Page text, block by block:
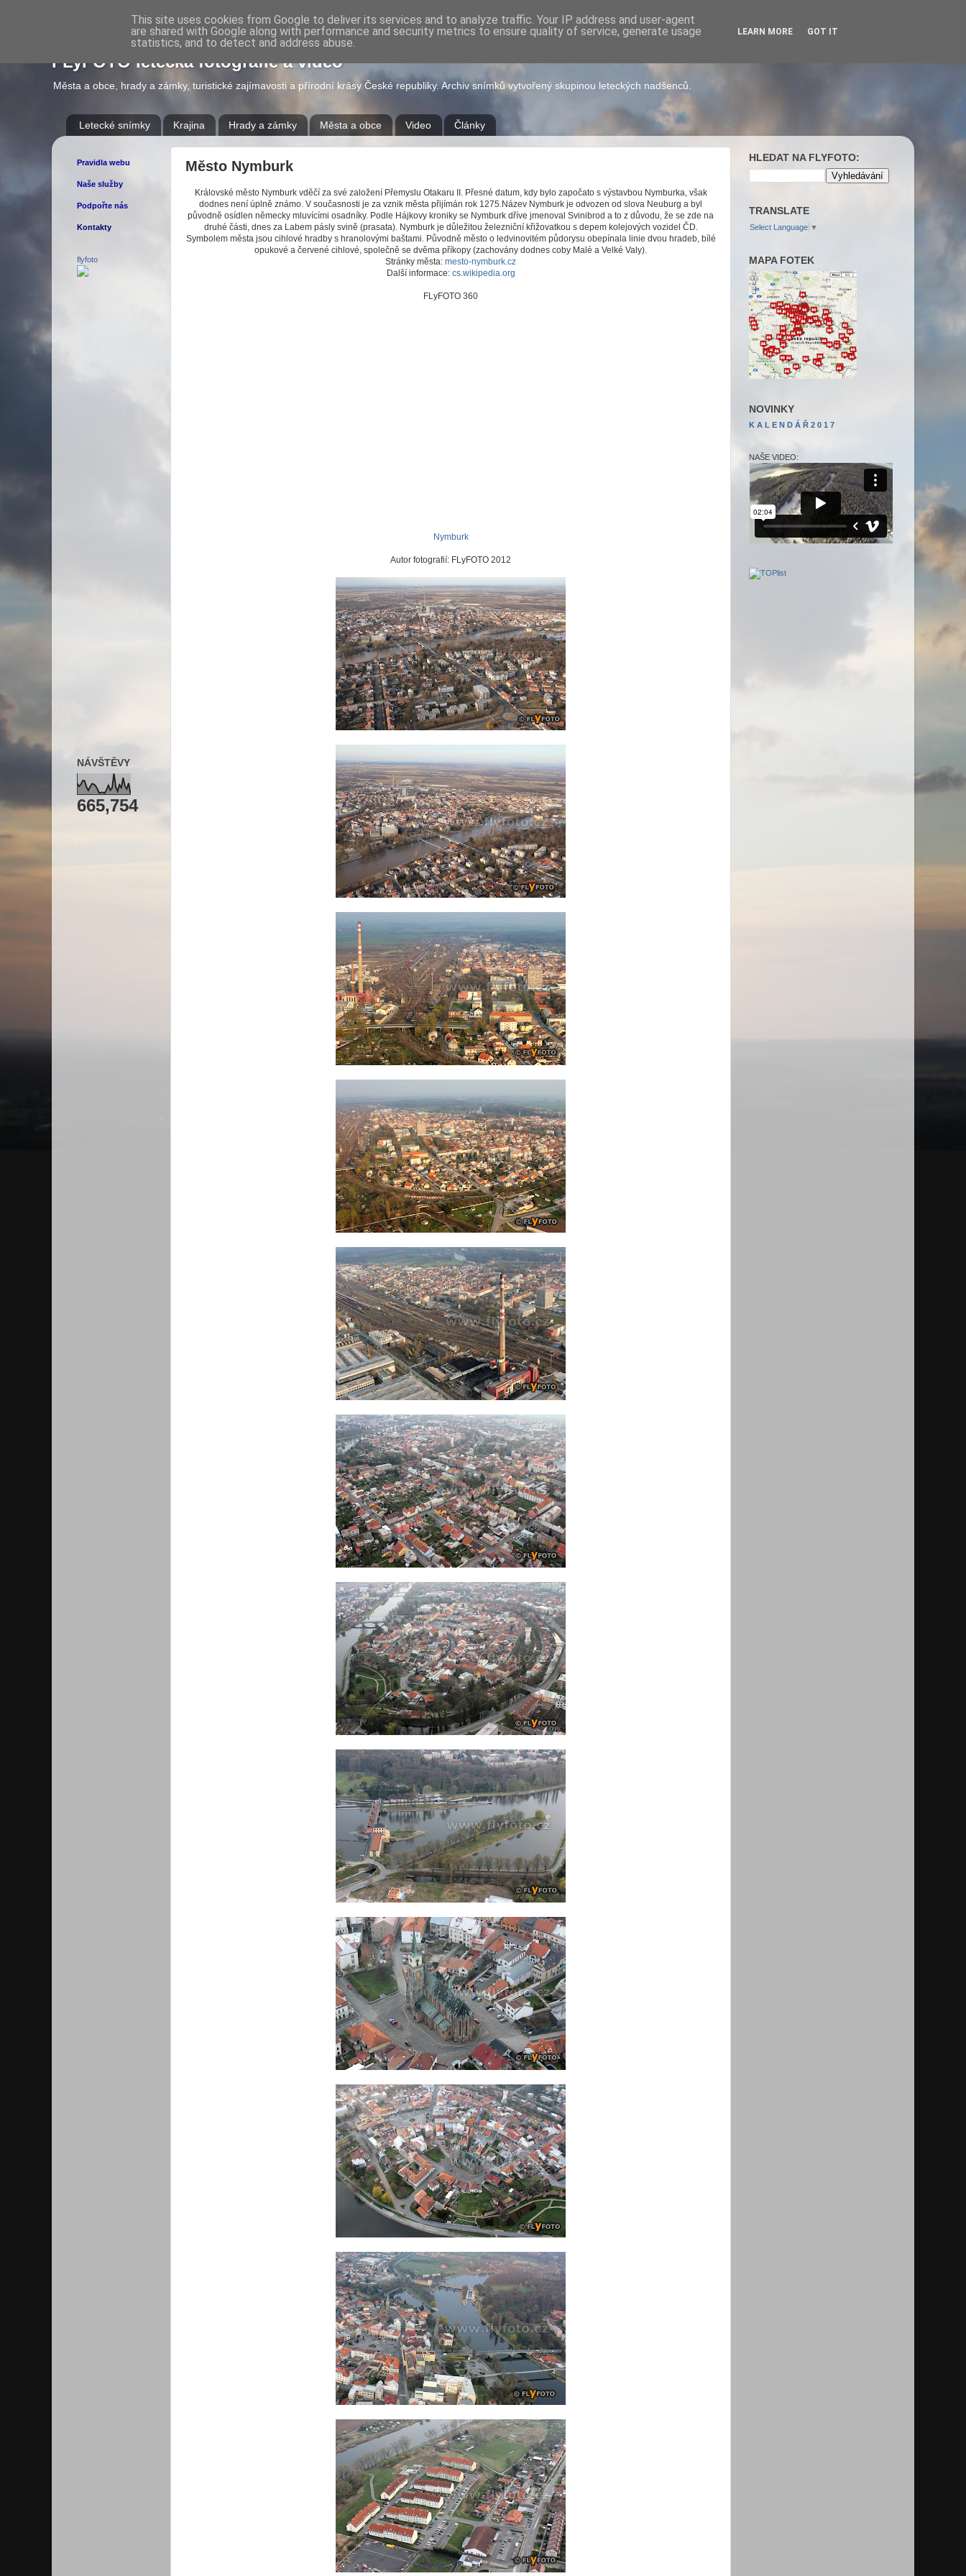
FLyFOTO letecká fotografie a video
Města a obce, hrady a zámky, turistické zajímavosti a přírodní krásy České republiky. Archiv snímků vytvořený skupinou leteckých nadšenců.
Letecké snímky Krajina Hrady a zámky Města a obce Video Články
Město Nymburk
Královské město Nymburk vděčí za své založení Přemyslu Otakaru II. Přesné datum, kdy bylo započato s výstavbou Nymburka, však
dodnes není úplně známo. V současnosti je za vznik města přijímán rok 1275.Název Nymburk je odvozen od slova Neuburg a byl
původně osídlen německy mluvícími osadníky. Podle Hájkovy kroniky se Nymburk dříve jmenoval Svinibrod a to z důvodu, že se zde na
druhé části, dnes za Labem pásly svině (prasata). Nymburk je důležitou železniční křižovatkou s depem kolejových vozidel ČD.
Symbolem města jsou cihlové hradby s hranolovými baštami. Původně město o ledvinovitém půdorysu obepínala linie dvou hradeb, bílé
opukové a červené cihlové, společně se dvěma příkopy (zachovány dodnes coby Malé a Velké Valy).
Stránky města: mesto-nymburk.cz
Další informace: cs.wikipedia.org
FLyFOTO 360
Nymburk
Autor fotografií: FLyFOTO 2012
Pravidla webu
Naše služby
Podpořte nás
Kontakty
flyfoto
NÁVŠTĚVY
665,754
HLEDAT NA FLYFOTO:
TRANSLATE
Select Language ▼
MAPA FOTEK
NOVINKY
K A L E N D Á Ř 2 0 1 7
NAŠE VIDEO:
This site uses cookies from Google to deliver its services and to analyze traffic. Your IP address and user-agent
are shared with Google along with performance and security metrics to ensure quality of service, generate usage
statistics, and to detect and address abuse.
LEARN MORE GOT IT